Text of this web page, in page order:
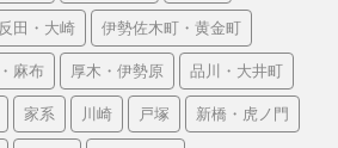
田・大崎 伊勢佐木町・黄金町
麻布 厚木・伊勢原 品川・大井町
家系 川崎 戸塚 新橋・虎ノ門